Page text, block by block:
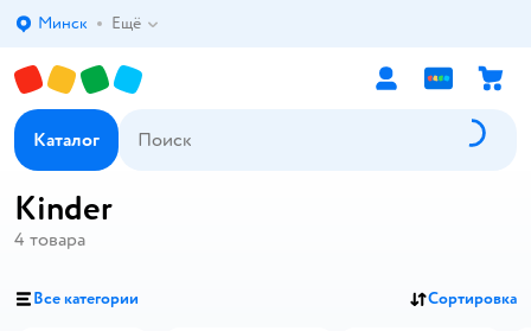
Выбор адреса доставки.
Минск Ещё
Каталог
Kinder
4 товара
Все категории Сортировка